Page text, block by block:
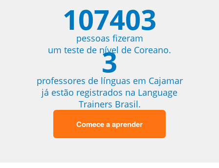
107403
pessoas fizeram
um teste de nível de Coreano.
3
professores de línguas em Cajamar
já estão registrados na Language
Trainers Brasil.
Comece a aprender